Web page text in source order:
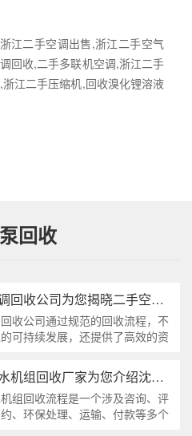
江二手空调出售,浙江二手空气
回收,二手多联机空调,浙江二手
江二手压缩机,回收溴化锂溶液
回收
长春二手空调回收公司为您揭晓二手空调的回收流程
收公司通过规范的回收流程，不
可持续发展，还提供了高效的资
满了细致的考量。...
沈阳二手冷水机组回收厂家为您介绍沈阳二手冷水机回收流程
组回收流程是一个涉及咨询、评
、环保处理、运输、付款等多个